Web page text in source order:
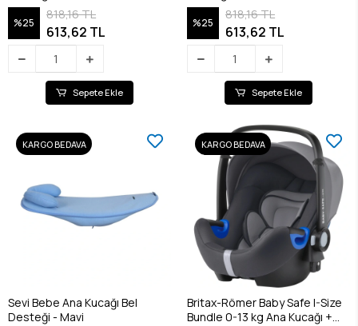
%25
818,16 TL
613,62 TL
Sepete Ekle
%25
818,16 TL
613,62 TL
Sepete Ekle
KARGO BEDAVA
Sevi Bebe Ana Kucağı Bel
Desteği - Mavi
KARGO BEDAVA
Britax-Römer Baby Safe I-Size
Bundle 0-13 kg Ana Kucağı +